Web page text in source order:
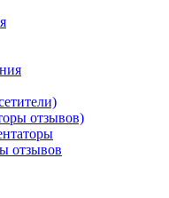
отзывов)
отзывов